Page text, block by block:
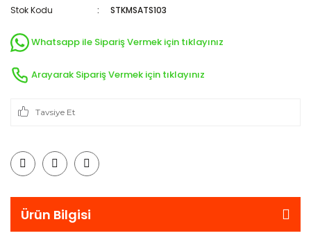
Stok Kodu STKMSATS103
Whatsapp ile Sipariş Vermek için tıklayınız
Arayarak Sipariş Vermek için tıklayınız
Tavsiye Et
Ürün Bilgisi